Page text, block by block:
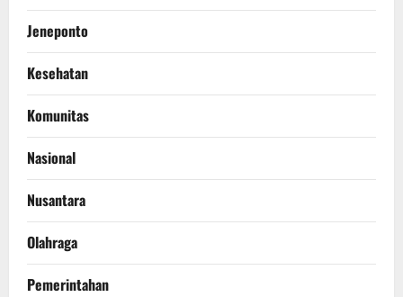
Jeneponto
Kesehatan
Komunitas
Nasional
Nusantara
Olahraga
Pemerintahan